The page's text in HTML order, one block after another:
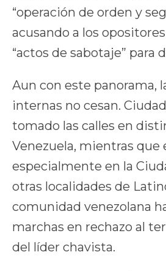
“operación de orden y
acusando a los
“actos de sabotaje” para
Aun con este panorama,
internas no cesan.
tomado las calles en
Venezuela, mientras que
especialmente en la
otras localidades de
comunidad venezolana
marchas en rechazo al
del líder chavista.